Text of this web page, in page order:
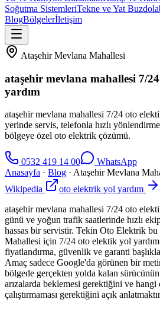
Soğutma SistemleriTekne ve Yat
BlogBölgelerİletişim
Ataşehir Mevlana Mahallesi
ataşehir mevlana mahallesi 7/
yardım
ataşehir mevlana mahallesi 7/24 oto
yerinde servis, telefonla hızlı
bölgeye özel oto elektrik çözümü.
0532 419 14 00
WhatsApp
Anasayfa · Blog · Ataşehir Mevlana
Wikipedia
oto elektrik yol yardım
ataşehir mevlana mahallesi 7/24 oto
günü ve yoğun trafik saatlerinde hızlı
hassas bir servistir. Tekin Oto Elektrik
Mahallesi için 7/24 oto elektik yol yardım
fiyatlandırma, güvenlik ve garanti
Amaç sadece Google'da görünen bir
bölgede gerçekten yolda kalan sürücünün
arızalarda beklemesi gerektiğini ve hangi
çalıştırmaması gerektiğini açık